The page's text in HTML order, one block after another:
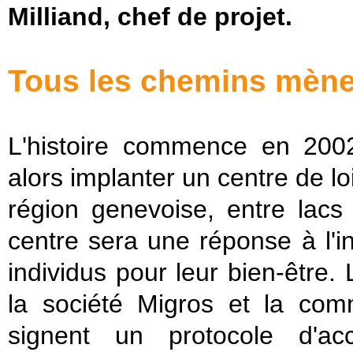
Milliand, chef de projet.
Tous les chemins
L'histoire commence en
alors implanter un centre de
région genevoise, entre
centre sera une réponse à
individus pour leur bien-être.
la société Migros et la
signent un protocole